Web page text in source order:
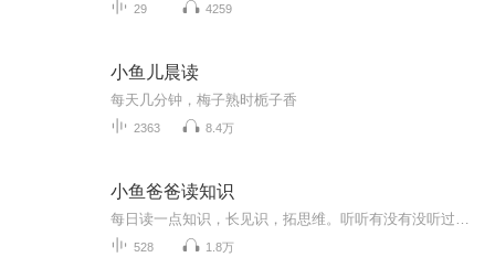
29 4259
小鱼儿晨读
每天几分钟，梅子熟时栀子香
2363 8.4万
小鱼爸爸读知识
528 1.8万